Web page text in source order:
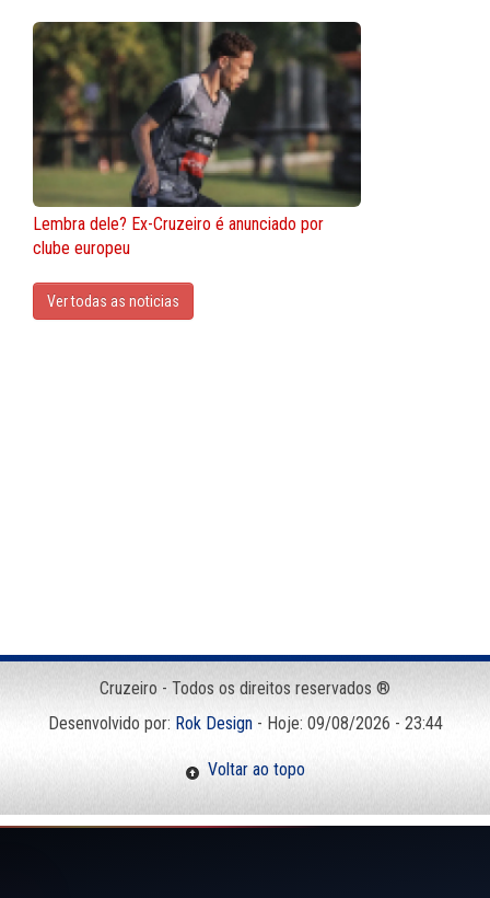
Lembra dele? Ex-Cruzeiro é anunciado por
clube europeu
Ver todas as noticias
Cruzeiro - Todos os direitos reservados ®
Desenvolvido por: Rok Design- Hoje: 09/08/2026 - 23:44
Voltar ao topo